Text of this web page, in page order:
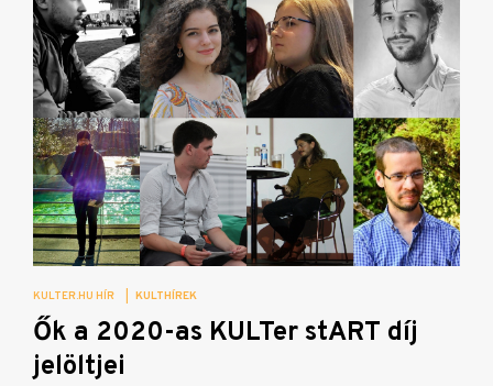
KULTER.HU HÍR KULTHÍREK
Ők a 2020-as KULTer stART díj
jelöltjei